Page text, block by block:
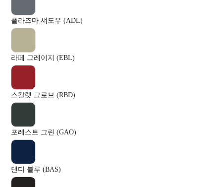
플라즈마 섀도우 (ADL)
라떼 그레이지 (EBL)
스칼렛 그로브 (RBD)
포레스트 그린 (GAO)
댄디 블루 (BAS)